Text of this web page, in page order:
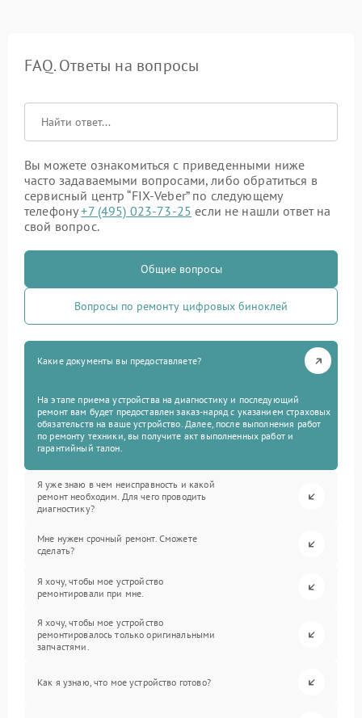
FAQ. Ответы на вопросы
Вы можете ознакомиться с приведенными ниже
часто задаваемыми вопросами, либо обратиться в
сервисный центр “FIX-Veber” по следующему
телефону+7 (495) 023-73-25 если не нашли ответ на
свой вопрос.
Общие вопросы
Вопросы по ремонту цифровых биноклей
Какие документы вы предоставляете?
На этапе приема устройства на диагностику и последующий
ремонт вам будет предоставлен заказ-наряд с указанием страховых
обязательств на ваше устройство. Далее, после выполнения работ
по ремонту техники, вы получите акт выполненных работ и
гарантийный талон.
Я уже знаю в чем неисправность и какой
ремонт необходим. Для чего проводить
диагностику?
Мне нужен срочный ремонт. Сможете
сделать?
Я хочу, чтобы мое устройство
ремонтировали при мне.
Я хочу, чтобы мое устройство
ремонтировалось только оригинальными
запчастями.
Как я узнаю, что мое устройство готово?